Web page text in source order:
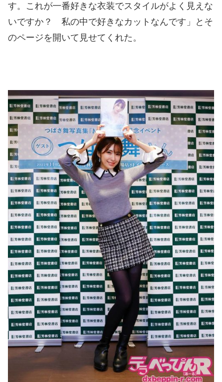
す。これが一番好きな衣装でスタイルがよく見えな
いですか？ 私の中で好きなカットなんです」とそ
のページを開いて見せてくれた。